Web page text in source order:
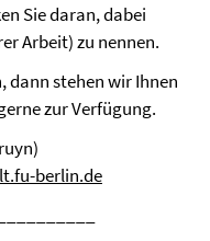
Sie daran, dabei
Arbeit) zu nennen.
dann stehen wir Ihnen
zur Verfügung.
berlin.de